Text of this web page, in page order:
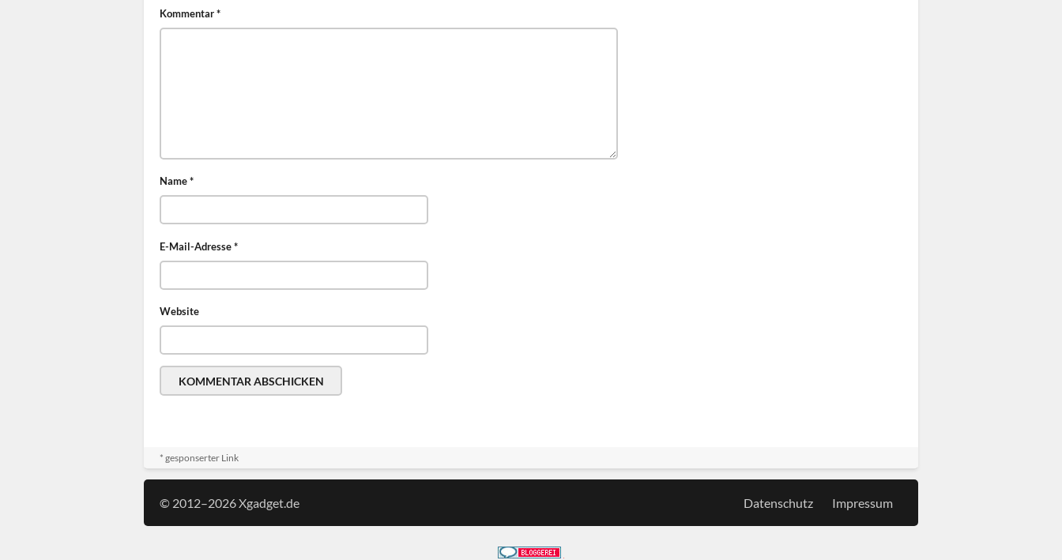
Kommentar*
Name*
E-Mail-Adresse*
Website
* gesponserter Link
© 2012–2026 Xgadget.de Datenschutz Impressum